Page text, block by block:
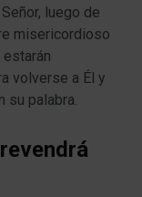
luego de
misericordioso
volverse a Él y
su palabra.